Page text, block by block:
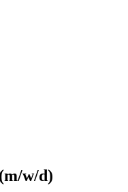
w/d)